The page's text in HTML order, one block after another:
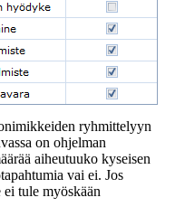
ryhmittelyyn
on ohjelman
aiheutuuko kyseisen
vai ei. Jos
tule myöskään